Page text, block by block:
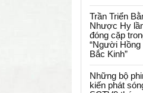
Trần Triển
Nhược Hy
đóng cặp
“Người
Bắc Kinh”
Những bộ
kiến phát